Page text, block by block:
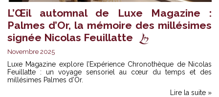
L’Œil automnal de Luxe Magazine :
Palmes d’Or, la mémoire des millésimes
signée Nicolas Feuillatte
Novembre 2025
Luxe Magazine explore l’Expérience Chronothèque de Nicolas
Feuillatte : un voyage sensoriel au cœur du temps et des
millésimes Palmes d’Or.
Lire la suite »